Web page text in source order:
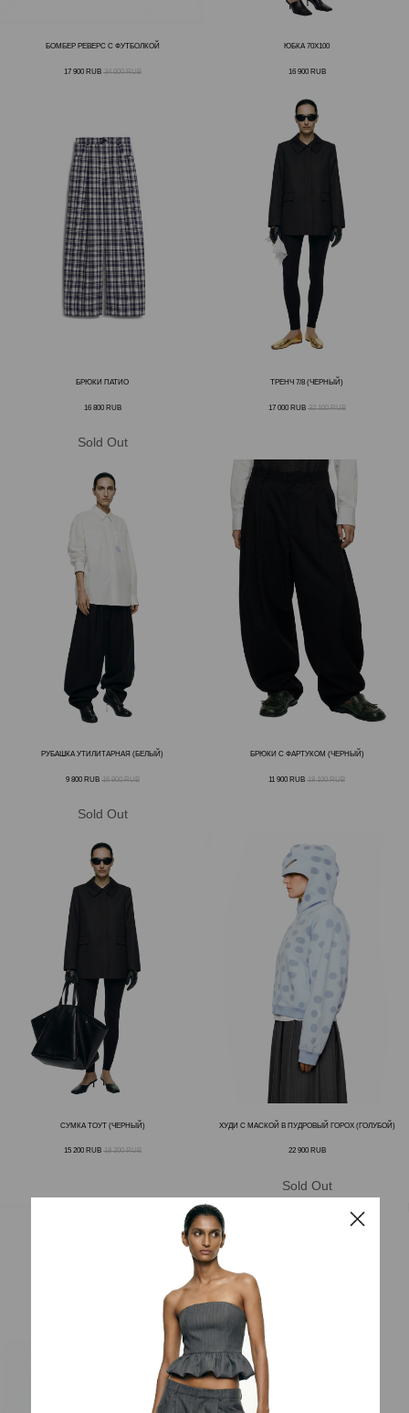
БОМБЕР РЕВЕРС С ФУТБОЛКОЙ
17 900 RUB 34 000 RUB
ЮБКА 70X100
16 900 RUB
БРЮКИ ПАТИО
16 800 RUB
ТРЕНЧ 7/8 (ЧЕРНЫЙ)
17 000 RUB 32 100 RUB
РУБАШКА УТИЛИТАРНАЯ (БЕЛЫЙ)
9 800 RUB 16 900 RUB
БРЮКИ С ФАРТУКОМ (ЧЕРНЫЙ)
11 900 RUB 18 100 RUB
СУМКА ТОУТ (ЧЕРНЫЙ)
15 200 RUB 18 200 RUB
ХУДИ С МАСКОЙ В ПУДРОВЫЙ ГОРОХ (ГОЛУБОЙ)
22 900 RUB
Получите 1 000 бонусных
рублей на первую покупку
за регистрацию в программе
ЗАРЕГИСТРИРОВАТЬСЯ